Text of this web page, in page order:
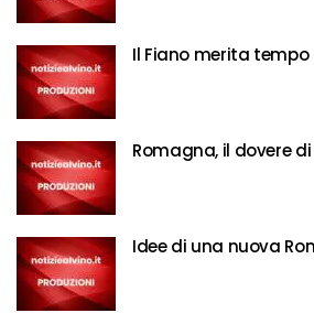
Il Fiano merita tempo
Romagna, il dovere
Idee di una nuova